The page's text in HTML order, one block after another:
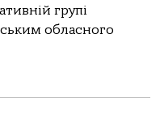
групі
обласного